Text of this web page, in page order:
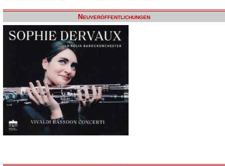
Neuveröffentlichungen